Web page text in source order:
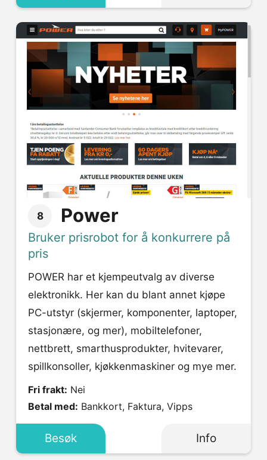
8 Power
Bruker prisrobot for å konkurrere på
pris
POWER har et kjempeutvalg av diverse
elektronikk. Her kan du blant annet kjøpe
PC-utstyr (skjermer, komponenter, laptoper,
stasjonære, og mer), mobiltelefoner,
nettbrett, smarthusprodukter, hvitevarer,
spillkonsoller, kjøkkenmaskiner og mye mer.
Fri frakt: Nei
Betal med: Bankkort, Faktura, Vipps
Besøk Info